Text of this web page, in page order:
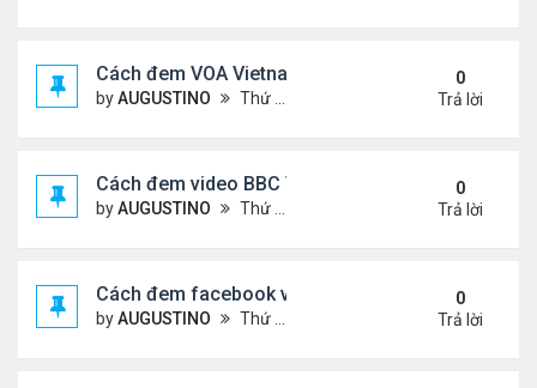
Cách đem VOA Vietnamese vào diễn đàn
byAUGUSTINO Thứ 5 Tháng 10 15, 2020 11:08 am
0
Trả lời
Cách đem video BBC Việt vào diễn đàn
byAUGUSTINO Thứ 5 Tháng 10 15, 2020 10:34 am
0
Trả lời
Cách đem facebook video vào diễn đàn
byAUGUSTINO Thứ 4 Tháng 10 14, 2020 10:42 pm
0
Trả lời